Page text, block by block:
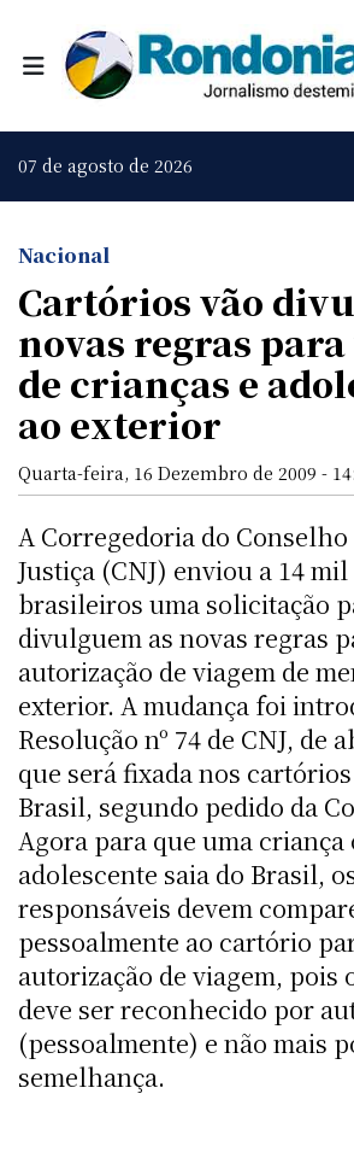
07 de agosto de 2026
Nacional
Cartórios vão
novas regras
de crianças e
ao exterior
Quarta-feira, 16 Dezembro de 2009 -
A Corregedoria do
Justiça (CNJ) enviou a 14
brasileiros uma solicitação
divulguem as novas regras
autorização de viagem de
exterior. A mudança foi
Resolução nº 74 de CNJ, de
que será fixada nos
Brasil, segundo pedido da
Agora para que uma criança
adolescente saia do Brasil,
responsáveis devem
pessoalmente ao cartório
autorização de viagem, pois
deve ser reconhecido por
(pessoalmente) e não mais
semelhança.